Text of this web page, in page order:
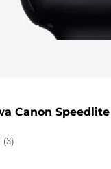
Canon Speedlite
(3)